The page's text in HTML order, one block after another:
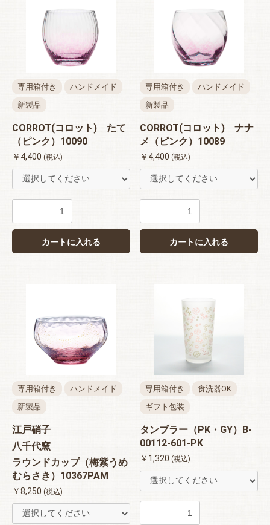
専用箱付き
ハンドメイド
新製品
CORROT(コロット) たて
（ピンク）10090
￥4,400 (税込)
カートに入れる
専用箱付き
ハンドメイド
新製品
CORROT(コロット) ナナ
メ（ピンク）10089
￥4,400 (税込)
カートに入れる
専用箱付き
ハンドメイド
新製品
江戸硝子
八千代窯
ラウンドカップ（梅紫うめ
むらさき）10367PAM
￥8,250 (税込)
専用箱付き
食洗器OK
ギフト包装
タンブラー（PK・GY）B-
00112-601-PK
￥1,320 (税込)